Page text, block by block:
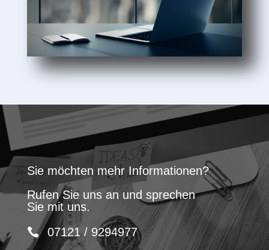
Sie möchten mehr Informationen?
Rufen Sie uns an und sprechen
Sie mit uns.
07121 / 9294977